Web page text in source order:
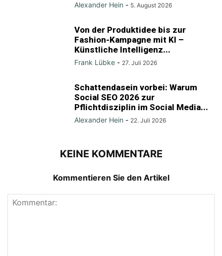
Alexander Hein - 5. August 2026
Von der Produktidee bis zur
Fashion-Kampagne mit KI –
Künstliche Intelligenz...
Frank Lübke - 27. Juli 2026
Schattendasein vorbei: Warum
Social SEO 2026 zur
Pflichtdisziplin im Social Media...
Alexander Hein - 22. Juli 2026
KEINE KOMMENTARE
Kommentieren Sie den Artikel